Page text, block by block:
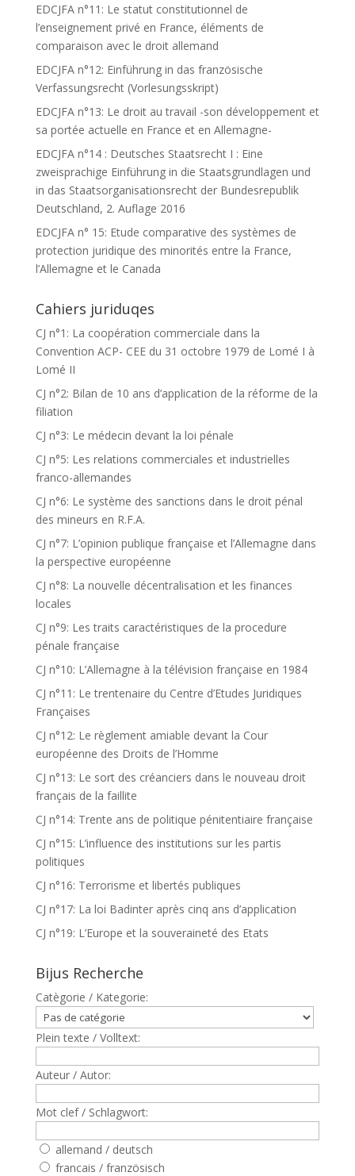
EDCJFA n°11: Le statut constitutionnel de
l’enseignement privé en France, éléments de
comparaison avec le droit allemand
EDCJFA n°12: Einführung in das französische
Verfassungsrecht (Vorlesungsskript)
EDCJFA n°13: Le droit au travail -son développement et
sa portée actuelle en France et en Allemagne-
EDCJFA n°14 : Deutsches Staatsrecht I : Eine
zweisprachige Einführung in die Staatsgrundlagen und
in das Staatsorganisationsrecht der Bundesrepublik
Deutschland, 2. Auflage 2016
EDCJFA n° 15: Etude comparative des systèmes de
protection juridique des minorités entre la France,
l’Allemagne et le Canada
Cahiers juriduqes
CJ n°1: La coopération commerciale dans la
Convention ACP- CEE du 31 octobre 1979 de Lomé I à
Lomé II
CJ n°2: Bilan de 10 ans d’application de la réforme de la
filiation
CJ n°3: Le médecin devant la loi pénale
CJ n°5: Les relations commerciales et industrielles
franco-allemandes
CJ n°6: Le système des sanctions dans le droit pénal
des mineurs en R.F.A.
CJ n°7: L’opinion publique française et l’Allemagne dans
la perspective européenne
CJ n°8: La nouvelle décentralisation et les finances
locales
CJ n°9: Les traits caractéristiques de la procedure
pénale française
CJ n°10: L’Allemagne à la télévision française en 1984
CJ n°11: Le trentenaire du Centre d’Etudes Juridiques
Françaises
CJ n°12: Le règlement amiable devant la Cour
européenne des Droits de l’Homme
CJ n°13: Le sort des créanciers dans le nouveau droit
français de la faillite
CJ n°14: Trente ans de politique pénitentiaire française
CJ n°15: L’influence des institutions sur les partis
politiques
CJ n°16: Terrorisme et libertés publiques
CJ n°17: La loi Badinter après cinq ans d’application
CJ n°19: L’Europe et la souveraineté des Etats
Bijus Recherche
Catègorie / Kategorie:
Plein texte / Volltext:
Auteur / Autor:
Mot clef / Schlagwort:
allemand / deutsch
francais / französisch